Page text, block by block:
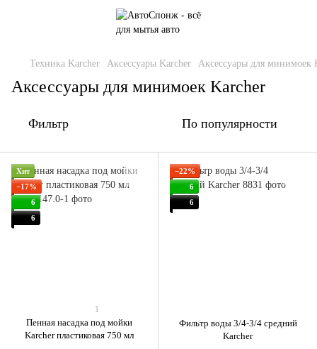
Техника Karcher Аксессуары Karcher Аксессуары для минимоек
Аксессуары для минимоек Karcher
Фильтр По популярности
Хит
−17%
6
6
1
Пенная насадка под мойки
Karcher пластиковая 750 мл
−22%
6
6
Фильтр воды 3/4-3/4 средний
Karcher